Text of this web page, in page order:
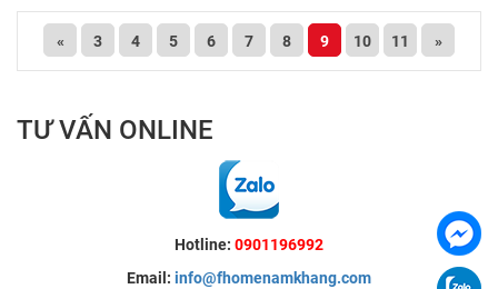
« 3 4 5 6 7 8 9 10 11 »
TƯ VẤN ONLINE
Hotline: 0901196992
Email: info@fhomenamkhang.com